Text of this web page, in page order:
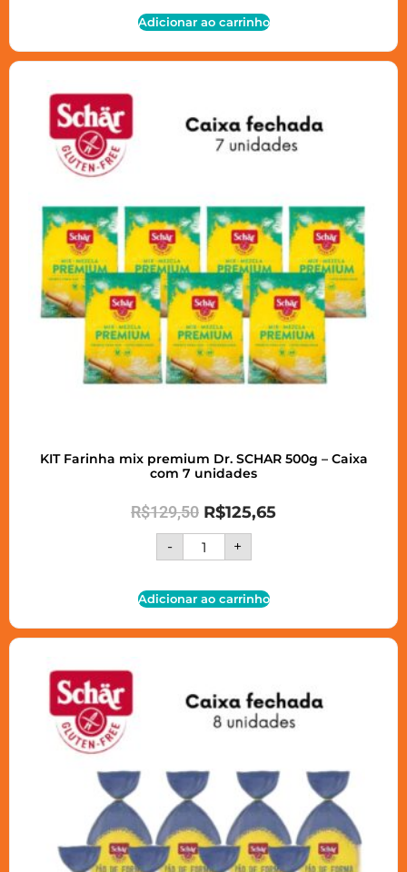
Adicionar ao carrinho
KIT Farinha mix premium Dr. SCHAR 500g – Caixa
com 7 unidades
R$129,50 R$125,65
- +
Adicionar ao carrinho